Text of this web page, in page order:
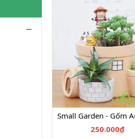
250.000₫